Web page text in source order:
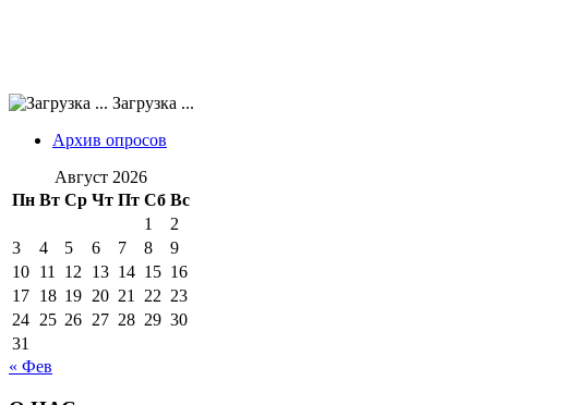
Загрузка ...
Архив опросов
Август 2026
Пн Вт Ср Чт Пт Сб Вс
1
2
3
4 5 6 7 8
9
10 11 12 13 14 15 16
17 18 19 20 21 22 23
24 25 26 27 28 29 30
31
« Фев